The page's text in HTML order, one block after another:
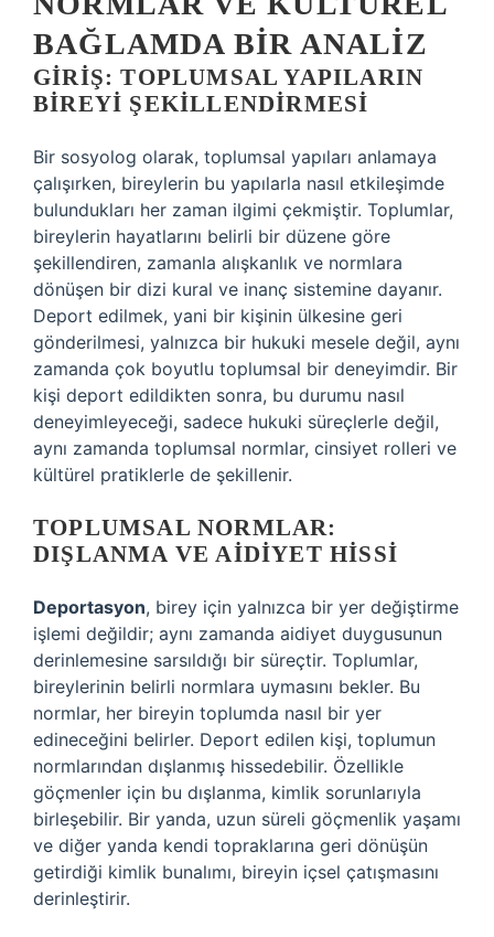
BAĞLAMDA BIR ANALIZ
GIRIŞ: TOPLUMSAL YAPILARIN
BIREYI ŞEKILLENDIRMESI
Bir sosyolog olarak, toplumsal yapıları anlamaya
çalışırken, bireylerin bu yapılarla nasıl etkileşimde
bulundukları her zaman ilgimi çekmiştir. Toplumlar,
bireylerin hayatlarını belirli bir düzene göre
şekillendiren, zamanla alışkanlık ve normlara
dönüşen bir dizi kural ve inanç sistemine dayanır.
Deport edilmek, yani bir kişinin ülkesine geri
gönderilmesi, yalnızca bir hukuki mesele değil, aynı
zamanda çok boyutlu toplumsal bir deneyimdir. Bir
kişi deport edildikten sonra, bu durumu nasıl
deneyimleyeceği, sadece hukuki süreçlerle değil,
aynı zamanda toplumsal normlar, cinsiyet rolleri ve
kültürel pratiklerle de şekillenir.
TOPLUMSAL NORMLAR:
DIŞLANMA VE AIDIYET HISSI
Deportasyon, birey için yalnızca bir yer değiştirme
işlemi değildir; aynı zamanda aidiyet duygusunun
derinlemesine sarsıldığı bir süreçtir. Toplumlar,
bireylerinin belirli normlara uymasını bekler. Bu
normlar, her bireyin toplumda nasıl bir yer
edineceğini belirler. Deport edilen kişi, toplumun
normlarından dışlanmış hissedebilir. Özellikle
göçmenler için bu dışlanma, kimlik sorunlarıyla
birleşebilir. Bir yanda, uzun süreli göçmenlik yaşamı
ve diğer yanda kendi topraklarına geri dönüşün
getirdiği kimlik bunalımı, bireyin içsel çatışmasını
derinleştirir.